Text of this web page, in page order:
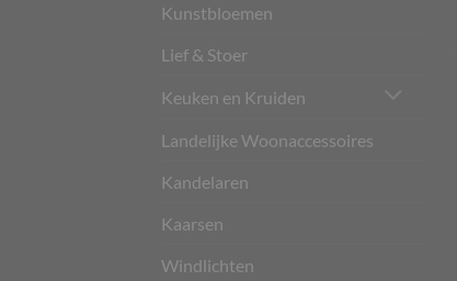
Kunstbloemen
Lief & Stoer
Keuken en Kruiden
Landelijke Woonaccessoires
Kandelaren
Kaarsen
Windlichten